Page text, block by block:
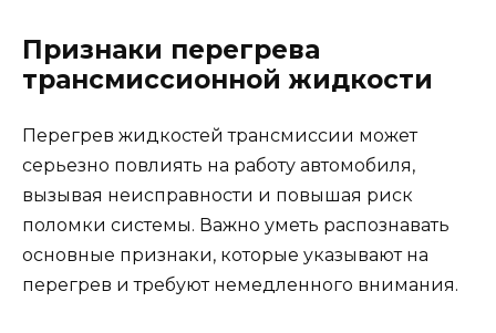
Признаки перегрева
трансмиссионной жидкости
Перегрев жидкостей трансмиссии может
серьезно повлиять на работу автомобиля,
вызывая неисправности и повышая риск
поломки системы. Важно уметь распознавать
основные признаки, которые указывают на
перегрев и требуют немедленного внимания.